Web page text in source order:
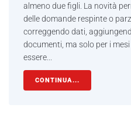
almeno due figli. La novità
delle domande respinte o
correggendo dati,
documenti, ma solo per i
essere...
CONTINUA...